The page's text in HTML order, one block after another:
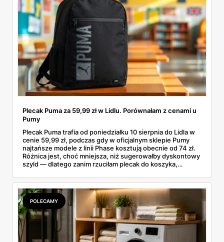
Plecak Puma za 59,99 zł w Lidlu. Porównałam z cenami u
Pumy
Plecak Puma trafia od poniedziałku 10 sierpnia do Lidla w
cenie 59,99 zł, podczas gdy w oficjalnym sklepie Pumy
najtańsze modele z linii Phase kosztują obecnie od 74 zł.
Różnica jest, choć mniejsza, niż sugerowałby dyskontowy
szyld — dlatego zanim rzuciłam plecak do koszyka,
rozpiska: co dokładnie sprzedaje Lidl, ile kosztują
odpowiedniki u producenta i komu ten zakup naprawdę
się opłaci.
POLECAMY